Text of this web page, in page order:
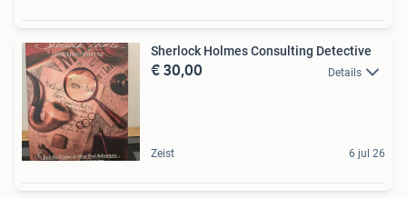
Sherlock Holmes Consulting Detective
€ 30,00 Details
Zeist 6 jul 26